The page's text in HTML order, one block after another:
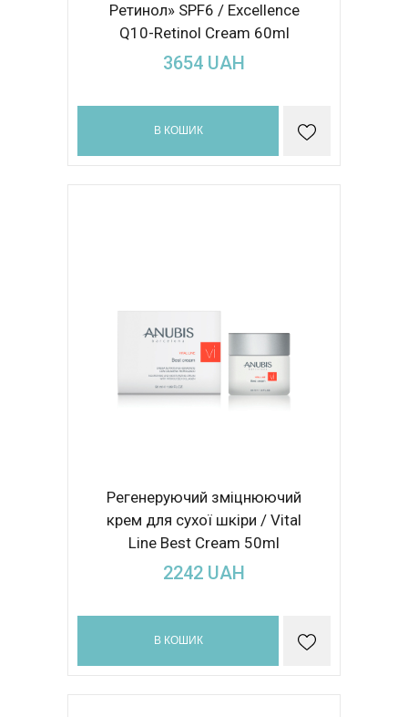
Ретинол» SPF6 / Excellence
Q10-Retinol Cream 60ml
3654 UAH
В КОШИК
Регенеруючий зміцнюючий
крем для сухої шкіри / Vital
Line Best Cream 50ml
2242 UAH
В КОШИК